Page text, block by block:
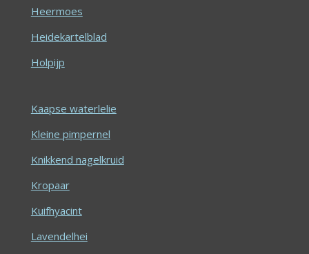
Heermoes
Heidekartelblad
Holpijp
Kaapse waterlelie
Kleine pimpernel
Knikkend nagelkruid
Kropaar
Kuifhyacint
Lavendelhei